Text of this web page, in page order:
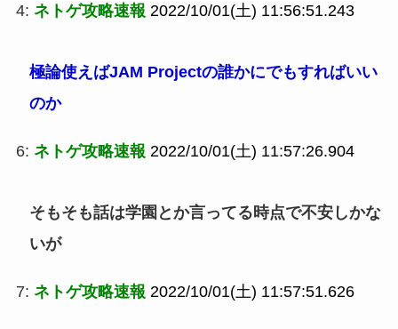
4: ネトゲ攻略速報 2022/10/01(土) 11:56:51.243
極論使えばJAM Projectの誰かにでもすればいい
のか
6: ネトゲ攻略速報 2022/10/01(土) 11:57:26.904
そもそも話は学園とか言ってる時点で不安しかな
いが
7: ネトゲ攻略速報 2022/10/01(土) 11:57:51.626